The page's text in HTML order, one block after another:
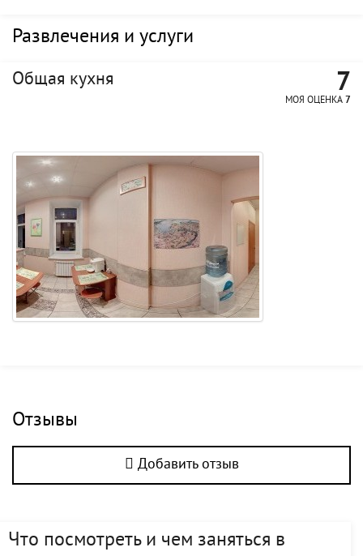
Развлечения и услуги
Общая кухня 7
МОЯ ОЦЕНКА 7
Отзывы
Добавить отзыв
Что посмотреть и чем заняться в